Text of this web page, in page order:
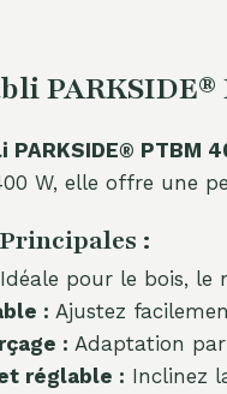
PTBM
W, elle offre une
:
Idéale pour le bois, le
: Ajustez
: Adaptation
réglable : Inclinez